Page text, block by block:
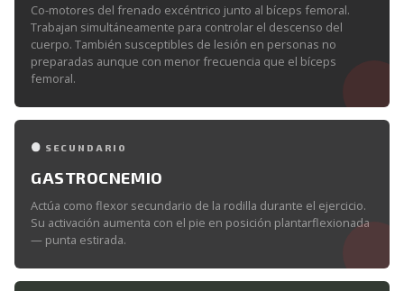
Co-motores del frenado excéntrico junto al bíceps femoral.
Trabajan simultáneamente para controlar el descenso del
cuerpo. También susceptibles de lesión en personas no
preparadas aunque con menor frecuencia que el bíceps
femoral.
SECUNDARIO
GASTROCNEMIO
Actúa como flexor secundario de la rodilla durante el ejercicio.
Su activación aumenta con el pie en posición plantarflexionada
— punta estirada.